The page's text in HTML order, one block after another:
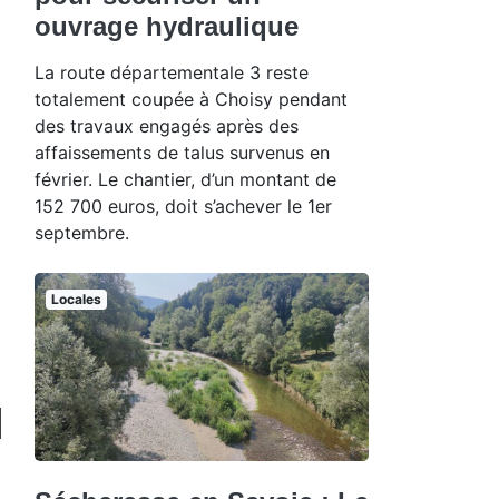
ouvrage hydraulique
La route départementale 3 reste
totalement coupée à Choisy pendant
des travaux engagés après des
affaissements de talus survenus en
février. Le chantier, d’un montant de
152 700 euros, doit s’achever le 1er
septembre.
Locales